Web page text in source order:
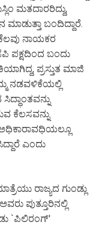
ಮತದಾರರಿದ್ದು,
ಬಂದಿದ್ದಾರೆ.
ನಾಯಕರ
ಪಕ್ಷದಿಂದ ಬಂದು
ಪ್ರಸ್ತುತ ಮಾಜಿ
ನಡವಳಿಕೆಯಲ್ಲಿ
ಕೆಲಸವನ್ನು
ಎಂದು
ರಾಜ್ಯದ ಗುಂಡ್ಲು
ಪುತ್ತೂರಿನಲ್ಲಿ
`ಪಿಲಿರಂಗ್'